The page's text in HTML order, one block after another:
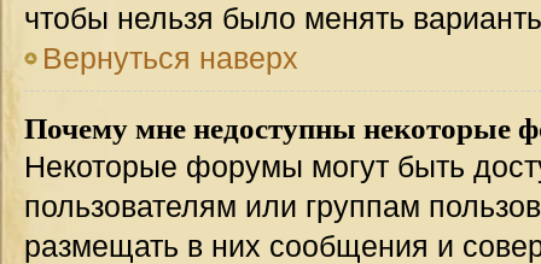
чтобы нельзя было менять
Вернуться наверх
Почему мне недоступны некоторые
Некоторые форумы могут быть
пользователям или группам
размещать в них сообщения и